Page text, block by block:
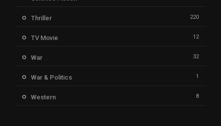
Thriller 220
TV Movie 12
War 32
War & Politics 1
Western 8